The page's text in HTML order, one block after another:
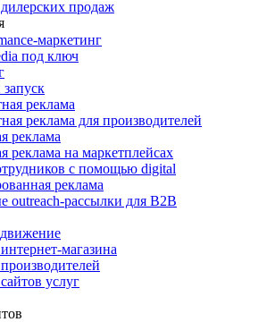
продаж
маркетинг
под ключ
реклама
реклама для производителей
реклама
реклама на маркетплейсах
с помощью digital
реклама
outreach-рассылки для B2B
магазина
услуг